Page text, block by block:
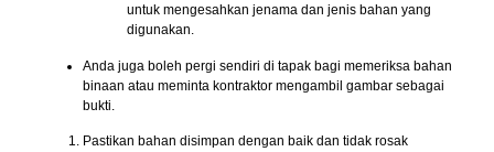
untuk mengesahkan jenama dan jenis bahan yang
digunakan.
Anda juga boleh pergi sendiri di tapak bagi memeriksa bahan
binaan atau meminta kontraktor mengambil gambar sebagai
bukti.
Pastikan bahan disimpan dengan baik dan tidak rosak